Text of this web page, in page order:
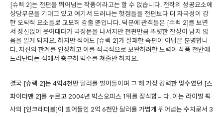
[슈렉 2]는 전편을 뛰어넘는 작품이라고는 할 수 없습니다. 전작의 성공요소에
상당부분을 기대고 있고 여기서 드러나는 헛점들을 전편보다 더 자극성이 강
한 오락적 요소들로 교묘히 감출 뿐입니다. 덕분에 관객들은 [슈렉 2]를 보면
서 정신없이 웃어대다가 극장문을 나서지만 전편만큼 뚜렷한 잔상이 남지 않
음을 알게 되지요. 하지만 적어도 [슈렉 2]가 실패한 속편이 아님은 분명합니
다. 자신의 한계를 인정하고 이를 적극적으로 보완하려한 노력이 작품 전반에
드러난다는 점에서 충분히 박수를 쳐줄만 하지요.
결국 [슈렉 2]는 4억4천만 달러를 벌어들이며 그 해 가장 강력한 맞수였던 [스
파이더맨 2]를 누르고 2004년 박스오피스 1위를 장식합니다. 이는 라이벌 픽
사의 [인크레더블]이 벌어들인 2억 6천만 달러를 가볍게 뛰어넘는 수치로서 3